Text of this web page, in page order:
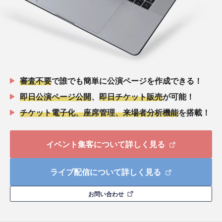
審査不要で誰でも簡単に公演ページを作成できる！
即日公演ページ公開
即日チケット販売が可能！
チケット電子化、座席管理、来場者分析機能を搭載！
イベント集客について詳しく見る
ライブ配信について詳しく見る
お問い合わせ